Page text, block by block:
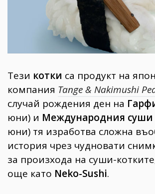
Пътувай
Здраве 389
Gentlemen
382
Wellness
1816
ПОСЛЕДВАЙТЕ
НИ
Тези котки са продукт на
компания Tange & Nakimushi
случай рождения ден на
юни) и Международния суши
юни) тя изработва сложна
история чрез чудновати
за произхода на суши-
още като Neko-Sushi.